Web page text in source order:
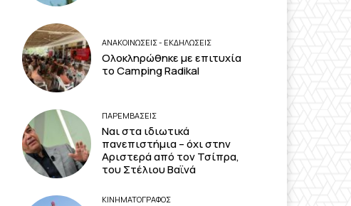
ΑΝΑΚΟΙΝΩΣΕΙΣ - ΕΚΔΗΛΩΣΕΙΣ
Ολοκληρώθηκε με επιτυχία
το Camping Radikal
ΠΑΡΕΜΒΑΣΕΙΣ
Ναι στα ιδιωτικά
πανεπιστήμια – όχι στην
Αριστερά από τον Τσίπρα,
του Στέλιου Βαϊνά
ΚΙΝΗΜΑΤΟΓΡΆΦΟΣ